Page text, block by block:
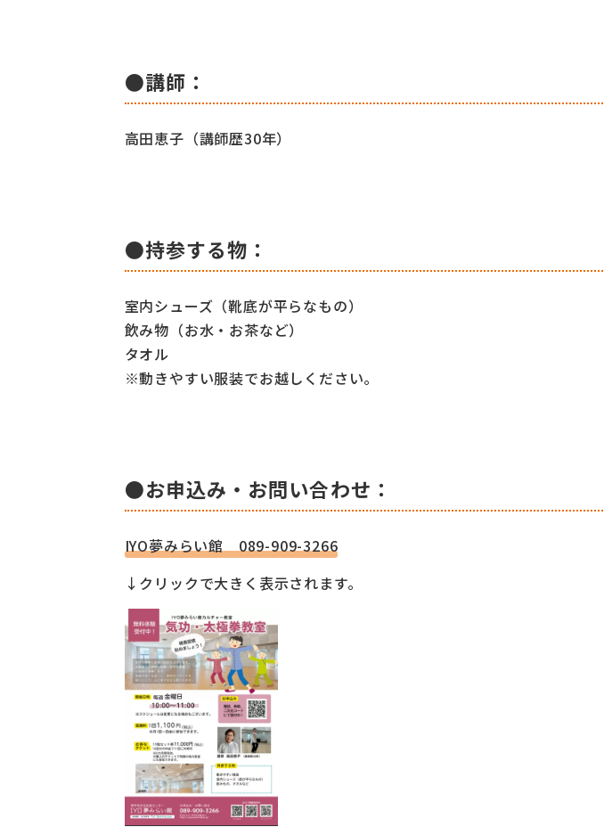
●講師：
高田恵子（講師歴30年）
●持参する物：
室内シューズ（靴底が平らなもの）
飲み物（お水・お茶など）
タオル
※動きやすい服装でお越しください。
●お申込み・お問い合わせ：
IYO夢みらい館 089-909-3266
↓クリックで大きく表示されます。